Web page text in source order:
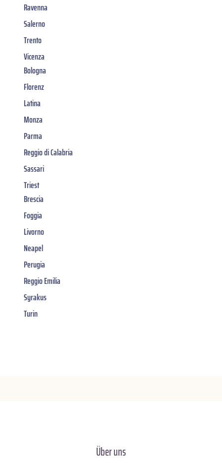
Ravenna
Salerno
Trento
Vicenza
Bologna
Florenz
Latina
Monza
Parma
Reggio di Calabria
Sassari
Triest
Brescia
Foggia
Livorno
Neapel
Perugia
Reggio Emilia
Syrakus
Turin
Über uns